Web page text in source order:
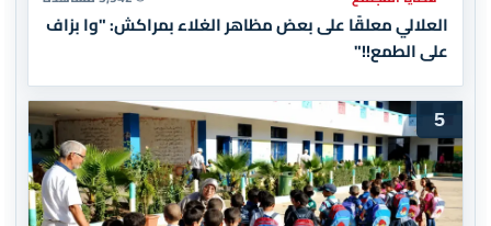
العلالي معلقًا على بعض مظاهر الغلاء بمراكش: "وا بزاف
على الطمع!!"
5